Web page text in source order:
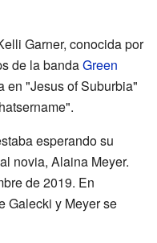
Garner, conocida por
de la bandaGreen
en "Jesus of Suburbia"
esperando su
novia, Alaina Meyer.
de 2019. En
Galecki y Meyer se